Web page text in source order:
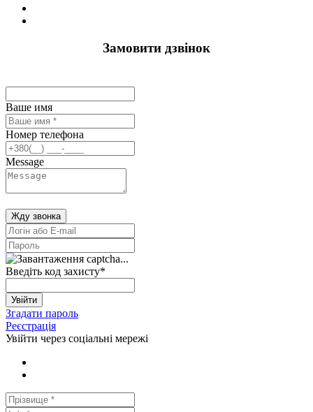
Замовити дзвінок
Ваше имя
Номер телефона
Message
Жду звонка
Введіть код захисту*
Увійти
Згадати пароль
Реєстрація
Увійти через соціальні мережі